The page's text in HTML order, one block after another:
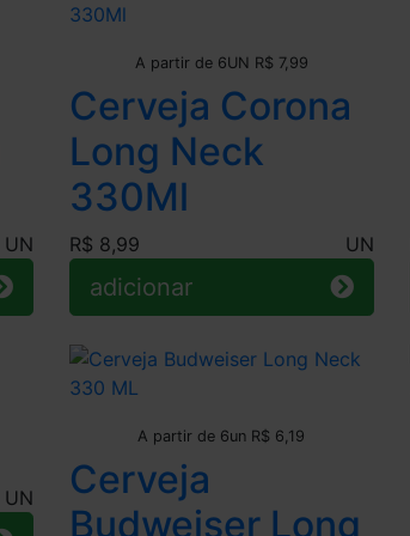
UN
A partir de 6UN R$ 7,99
Cerveja Corona
Long Neck
330Ml
R$ 8,99 UN
adicionar
UN
A partir de 6un R$ 6,19
Cerveja
Budweiser Long